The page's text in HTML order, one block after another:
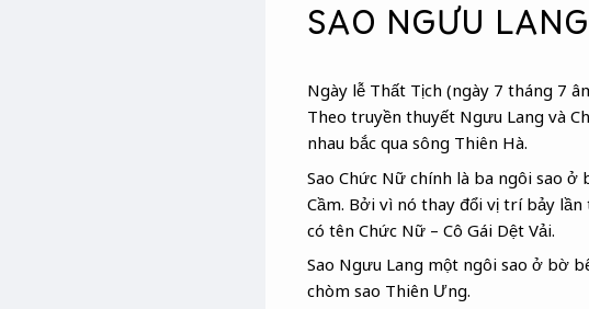
SAO NGƯU
Ngày lễ Thất Tịch (ngày 7 tháng 7
Theo truyền thuyết Ngưu Lang và
nhau bắc qua sông Thiên Hà.
Sao Chức Nữ chính là ba ngôi sao
Cầm. Bởi vì nó thay đổi vị trí bảy
có tên Chức Nữ – Cô Gái Dệt Vải.
Sao Ngưu Lang một ngôi sao ở bờ
chòm sao Thiên Ưng.